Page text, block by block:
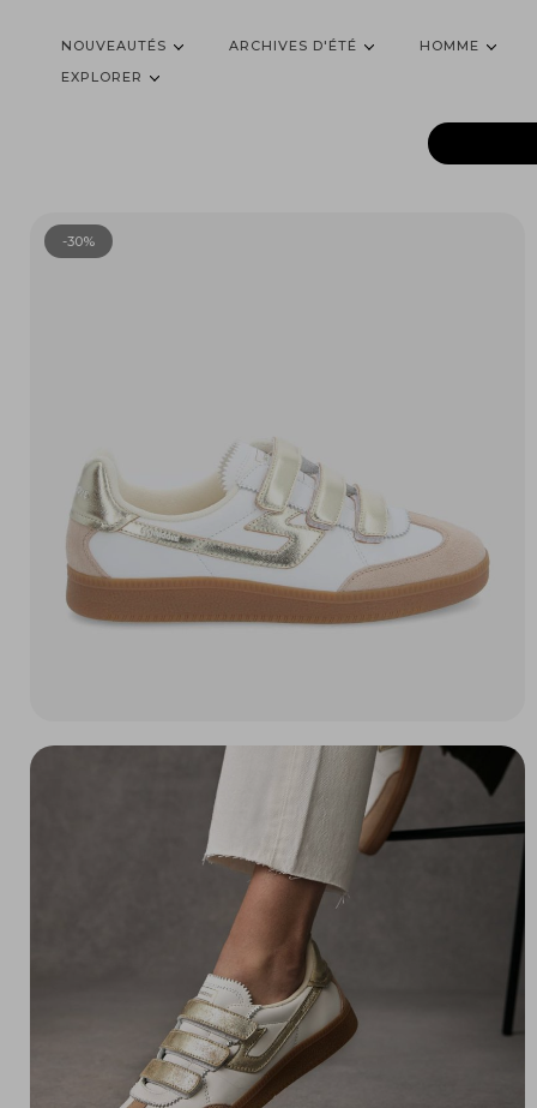
NOUVEAUTÉS ARCHIVES D'ÉTÉ
HOMME
EXPLORER
-30%